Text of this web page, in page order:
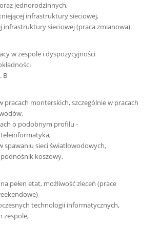
jednorodzinnych,
infrastruktury sieciowej,
infrastruktury sieciowej (praca zmianowa).
w zespole i dyspozycyjności
B
pracach monterskich, szczególnie w pracach
o podobnym profilu -
spawaniu sieci światłowodowych,
koszowy.
pełen etat, możliwość zleceń (prace
technologii informatycznych,
zespole,